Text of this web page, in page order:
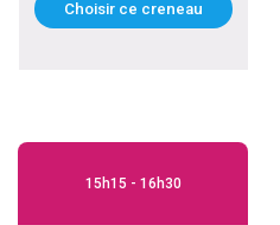
Choisir ce creneau
15h15 - 16h30